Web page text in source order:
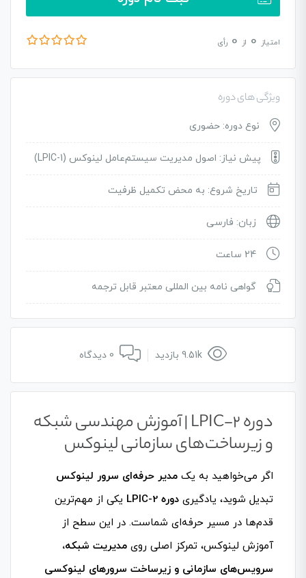
امتیاز 0 از 0 رأی
ویژگی های دوره
نوع دوره: حضوری
پیش نیاز: اصول مدیریت سیستم‌عامل لینوکس (LPIC-1)
تاریخ شروع: به محض تکمیل ظرفیت
زبان: فارسی
24 ساعت
گواهی نامه بین المللی معتبر قابل ترجمه
دوره LPIC-2 | آموزش مهندسی شبکه
و زیرساخت‌های سازمانی لینوکس
اگر می‌خواهید به یک مدیر حرفه‌ای سرور لینوکس
تبدیل شوید، یادگیری دوره LPIC-2
یکی از مهم‌ترین
قدم‌ها در مسیر حرفه‌ای شماست. در این سطح از
آموزش لینوکس، تمرکز اصلی روی مدیریت شبکه،
سرویس‌های سازمانی و زیرساخت سرورهای لینوکسی